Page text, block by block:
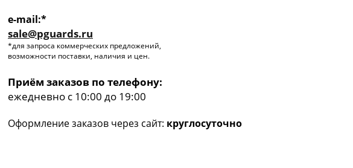
e-mail:*
sale@pguards.ru
*для запроса коммерческих предложений,
возможности поставки, наличия и цен.
Приём заказов по телефону:
ежедневно с 10:00 до 19:00
Оформление заказов через сайт: круглосуточно